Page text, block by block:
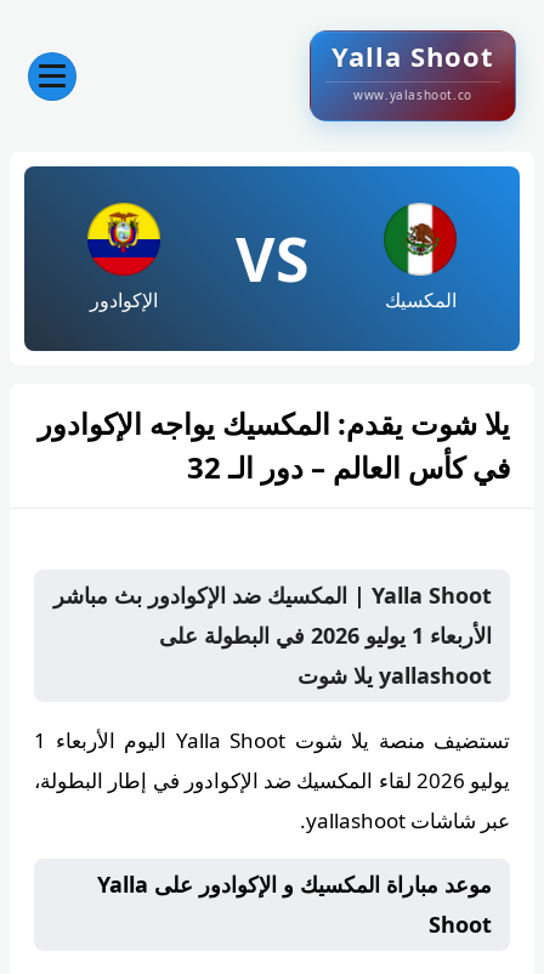
Yalla Shoot
www.yalashoot.co
المكسيك
VS
الإكوادور
يلا شوت يقدم: المكسيك يواجه الإكوادور
في كأس العالم – دور الـ 32
Yalla Shoot | المكسيك ضد الإكوادور بث مباشر
الأربعاء 1 يوليو 2026 في البطولة على
yallashoot يلا شوت
تستضيف منصة يلا شوت Yalla Shoot
اليوم الأربعاء 1
يوليو 2026 لقاء المكسيك ضد الإكوادور في إطار البطولة،
عبر شاشات yallashoot.
موعد مباراة المكسيك و الإكوادور على Yalla
Shoot